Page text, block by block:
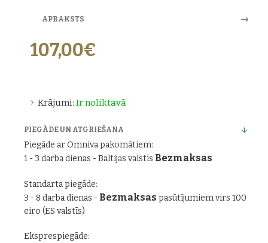
APRAKSTS
Krājumi: Ir noliktavā
107,00€
PIEGĀDE UN ATGRIEŠANA
Piegāde ar Omniva pakomātiem:
1 - 3 darba dienas - Baltijas valstīs Bezmaksas
Standarta piegāde:
3 - 8 darba dienas - Bezmaksas pasūtījumiem virs 100
eiro (ES valstīs)
Eksprespiegāde: